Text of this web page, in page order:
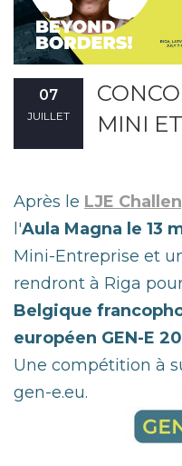
07
JUILLET
MINI
Après le LJE
l'Aula Magna le 13
Mini-Entreprise et
rendront à Riga
Belgique
européen GEN-E
Une compétition à
gen-e.eu.